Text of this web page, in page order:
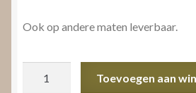
Ook op andere maten leverbaar.
Toevoegen aan